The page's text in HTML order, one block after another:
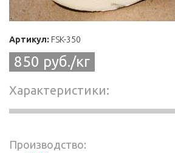
Артикул: FSK-350
850 руб./кг
Характеристики
Производство: